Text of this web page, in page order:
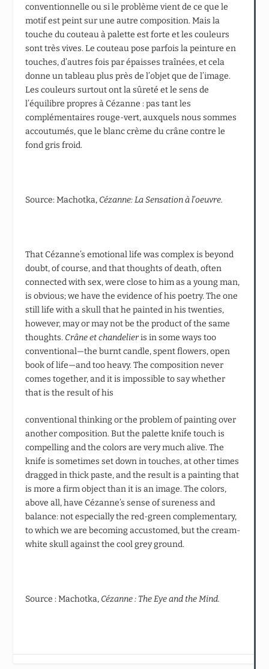
conventionnelle ou si le problème vient de ce que le
motif est peint sur une autre composition. Mais la
touche du couteau à palette est forte et les couleurs
sont très vives. Le couteau pose parfois la peinture en
touches, d’autres fois par épaisses traînées, et cela
donne un tableau plus près de l’objet que de l’image.
Les couleurs surtout ont la sûreté et le sens de
l’équilibre propres à Cézanne : pas tant les
complémentaires rouge-vert, auxquels nous sommes
accoutumés, que le blanc crème du crâne contre le
fond gris froid.
Source: Machotka, Cézanne: La Sensationà l’oeuvre.
That Cézanne’s emotional life was complex is beyond
doubt, of course, and that thoughts of death, often
connected with sex, were close to him as a young man,
is obvious; we have the evidence of his poetry. The one
still life with a skull that he painted in his twenties,
however, may or may not be the product of the same
thoughts. Crâne et chandelieris in some ways too
conventional—the burnt candle, spent flowers, open
book of life—and too heavy. The composition never
comes together, and it is impossible to say whether
that is the result of his
conventional thinking or the problem of painting over
another composition. But the palette knife touch is
compelling and the colors are very much alive. The
knife is sometimes set down in touches, at other times
dragged in thick paste, and the result is a painting that
is more a firm object than it is an image. The colors,
above all, have Cézanne’s sense of sureness and
balance: not especially the red-green complementary,
to which we are becoming accustomed, but the cream-
white skull against the cool grey ground.
Source : Machotka, Cézanne : The Eye and the Mind.